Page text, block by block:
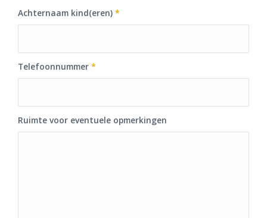
Achternaam kind(eren) *
Telefoonnummer *
Ruimte voor eventuele opmerkingen